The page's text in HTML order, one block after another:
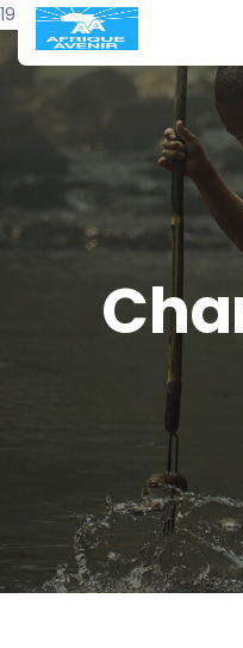
19 avril 2018